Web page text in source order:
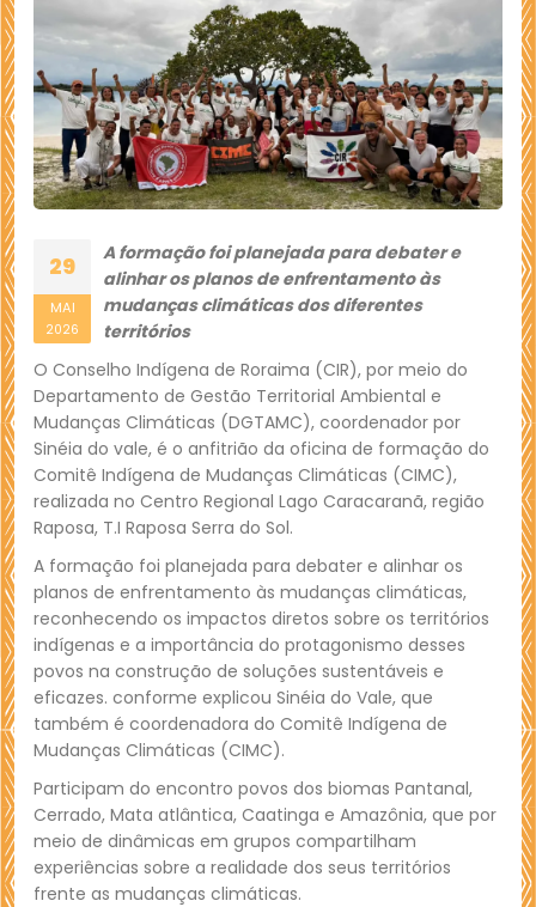
29
MAI
2026
A formação foi planejada para debater e
alinhar os planos de enfrentamento às
mudanças climáticas dos diferentes
territórios
O Conselho Indígena de Roraima (CIR), por meio do
Departamento de Gestão Territorial Ambiental e
Mudanças Climáticas (DGTAMC), coordenador por
Sinéia do vale, é o anfitrião da oficina de formação do
Comitê Indígena de Mudanças Climáticas (CIMC),
realizada no Centro Regional Lago Caracaranã, região
Raposa, T.I Raposa Serra do Sol.
A formação foi planejada para debater e alinhar os
planos de enfrentamento às mudanças climáticas,
reconhecendo os impactos diretos sobre os territórios
indígenas e a importância do protagonismo desses
povos na construção de soluções sustentáveis e
eficazes. conforme explicou Sinéia do Vale, que
também é coordenadora do Comitê Indígena de
Mudanças Climáticas (CIMC).
Participam do encontro povos dos biomas Pantanal,
Cerrado, Mata atlântica, Caatinga e Amazônia, que por
meio de dinâmicas em grupos compartilham
experiências sobre a realidade dos seus territórios
frente as mudanças climáticas.